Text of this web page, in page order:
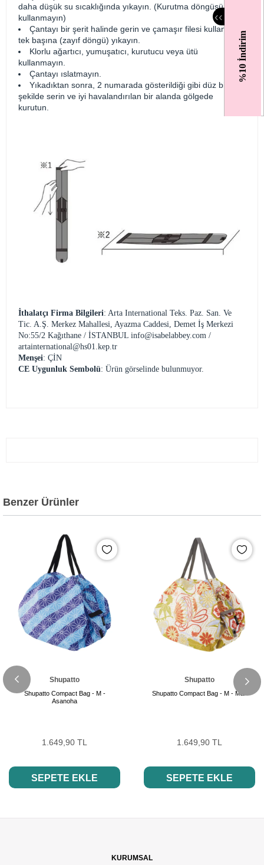
%10 İndirim
‹‹
daha düşük su sıcaklığında yıkayın. (Kurutma döngüsünü
kullanmayın)
Çantayı bir şerit halinde gerin ve çamaşır filesi kullanarak
tek başına (zayıf döngü) yıkayın.
Klorlu ağartıcı, yumuşatıcı, kurutucu veya ütü
kullanmayın.
Çantayı ıslatmayın.
Yıkadıktan sonra, 2 numarada gösterildiği gibi düz bir
şekilde serin ve iyi havalandırılan bir alanda gölgede
kurutun.
İthalatçı Firma Bilgileri: Arta International Teks. Paz. San. Ve
Tic. A.Ş. Merkez Mahallesi, Ayazma Caddesi, Demet İş Merkezi
No:55/2 Kağıthane / İSTANBUL info@isabelabbey.com /
artainternational@hs01.kep.tr
Menşei: ÇİN
CE Uygunluk Sembolü: Ürün görselinde bulunmuyor.
Benzer Ürünler
Shupatto
Shupatto Compact Bag - M -
Asanoha
1.649,90 TL
SEPETE EKLE
Shupatto
Shupatto Compact Bag - M - Mari
1.649,90 TL
SEPETE EKLE
KURUMSAL